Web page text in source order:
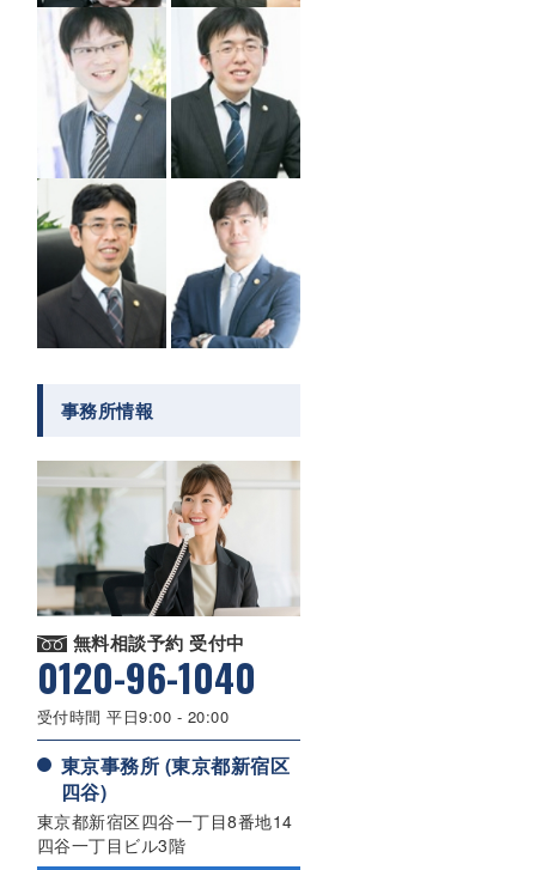
事務所情報
無料相談予約 受付中
0120-96-1040
受付時間 平日9:00 - 20:00
東京事務所 (東京都新宿区
四谷)
東京都新宿区四谷一丁目8番地14
四谷一丁目ビル3階